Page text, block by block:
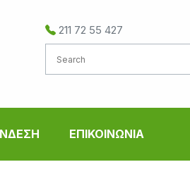
211 72 55 427
ΕΠΙΚΟΙΝΩΝΙΑ